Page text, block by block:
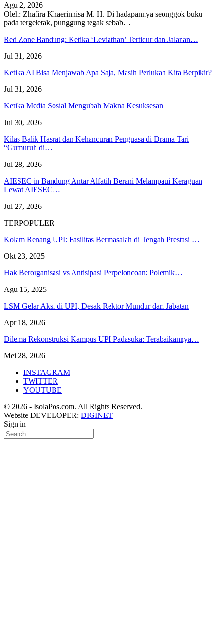
Agu 2, 2026
Oleh: Zhafira Khaerinnisa M. H. Di hadapannya seonggok buku
pada tergeletak, punggung tegak sebab…
Red Zone Bandung: Ketika ‘Leviathan’ Tertidur dan Jalanan…
Jul 31, 2026
Ketika AI Bisa Menjawab Apa Saja, Masih Perlukah Kita Berpikir?
Jul 31, 2026
Ketika Media Sosial Mengubah Makna Kesuksesan
Jul 30, 2026
Kilas Balik Hasrat dan Kehancuran Penguasa di Drama Tari
“Gumuruh di…
Jul 28, 2026
AIESEC in Bandung Antar Alfatih Berani Melampaui Keraguan
Lewat AIESEC…
Jul 27, 2026
TERPOPULER
Kolam Renang UPI: Fasilitas Bermasalah di Tengah Prestasi …
Okt 23, 2025
Hak Berorganisasi vs Antisipasi Perpeloncoan: Polemik…
Agu 15, 2025
LSM Gelar Aksi di UPI, Desak Rektor Mundur dari Jabatan
Apr 18, 2026
Dilema Rekonstruksi Kampus UPI Padasuka: Terabaikannya…
Mei 28, 2026
INSTAGRAM
TWITTER
YOUTUBE
© 2026 - IsolaPos.com. All Rights Reserved.
Website DEVELOPER: DIGINET
Sign in